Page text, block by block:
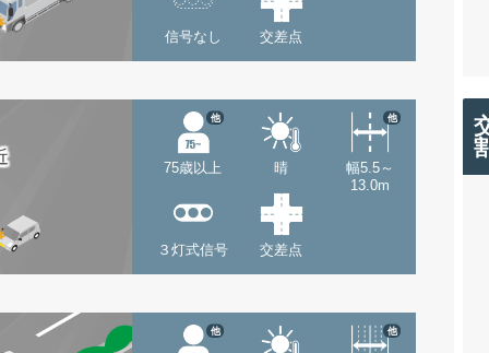
信号なし 交差点
75歳以上
他
晴
幅5.5～
13.0m
他
３灯式信号 交差点
他 他